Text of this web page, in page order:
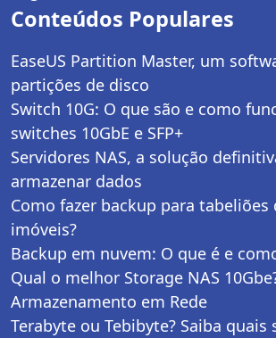
Conteúdos Populares
EaseUS Partition Master, um
partições de disco
Switch 10G: O que são e como
switches 10GbE e SFP+
Servidores NAS, a solução
armazenar dados
Como fazer backup para
imóveis?
Backup em nuvem: O que é e
Qual o melhor Storage NAS
Armazenamento em Rede
Terabyte ou Tebibyte? Saiba quais